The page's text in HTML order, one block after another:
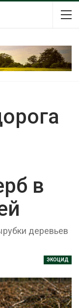
в
деревьев
ЭКОЦИД